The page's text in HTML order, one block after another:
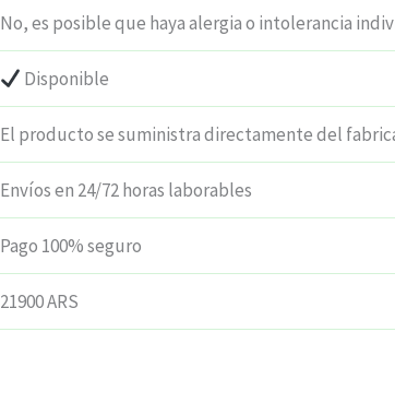
No, es posible que haya alergia o intolerancia
Disponible
El producto se suministra directamente del
Envíos en 24/72 horas laborables
Pago 100% seguro
21900 ARS